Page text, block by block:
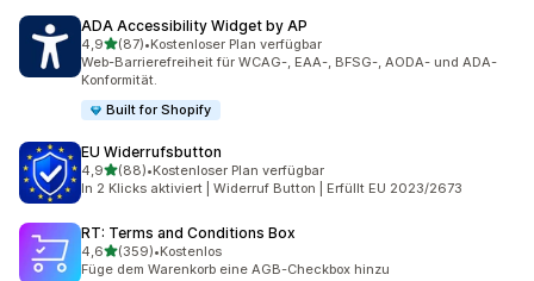
ADA Accessibility Widget by AP
4,9von 5 Sternen
(87)
87 Rezensionen insgesamt
•Kostenloser Plan verfügbar
Web-Barrierefreiheit für WCAG-, EAA-, BFSG-, AODA- und ADA-
Konformität.
Built for Shopify
EU Widerrufsbutton
4,9von 5 Sternen
(88)
88 Rezensionen insgesamt
•Kostenloser Plan verfügbar
In 2 Klicks aktiviert | Widerruf Button | Erfüllt EU 2023/2673
RT: Terms and Conditions Box
4,6von 5 Sternen
(359)
359 Rezensionen insgesamt
•Kostenlos
Füge dem Warenkorb eine AGB-Checkbox hinzu